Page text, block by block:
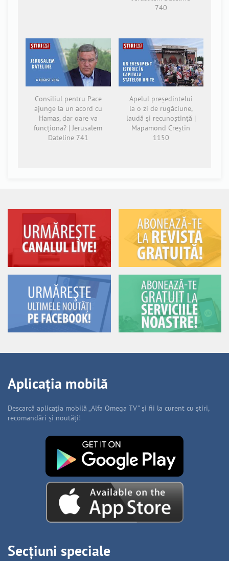
740
Consiliul pentru Pace
ajunge la un acord cu
Hamas, dar oare va
funcționa? | Jerusalem
Dateline 741
Apelul președintelui
la o zi de rugăciune,
laudă și recunoștință |
Mapamond Creștin
1150
Aplicația mobilă
Descarcă aplicația mobilă „Alfa Omega TV” și fii la curent cu știri,
recomandări și noutăți!
Secțiuni speciale